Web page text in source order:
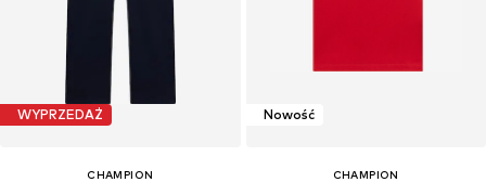
WYPRZEDAŻ
CHAMPION
Nowość
CHAMPION